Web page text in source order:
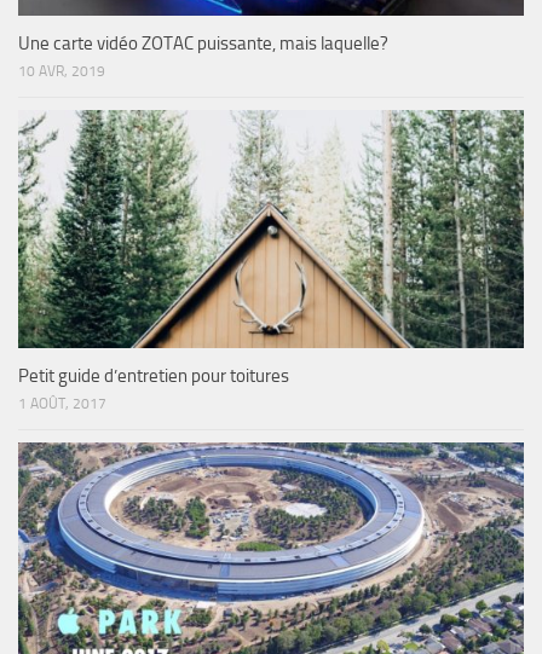
Une carte vidéo ZOTAC puissante, mais laquelle?
10 AVR, 2019
Petit guide d’entretien pour toitures
1 AOÛT, 2017